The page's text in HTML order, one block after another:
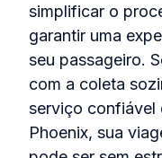
simplificar o
garantir uma
seu passageiro.
com a coleta
serviço confiável
Phoenix, sua